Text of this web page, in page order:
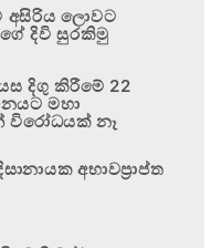
අසිරිය ලොවට
දිවි සුරකිමු
දිගු කිරීමේ 22
මහා
විරෝධයක් නෑ
අභාවප්‍රාප්ත